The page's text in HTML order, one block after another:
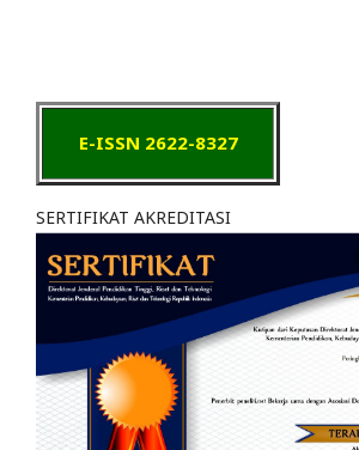
E-ISSN 2622-8327
SERTIFIKAT AKREDITASI